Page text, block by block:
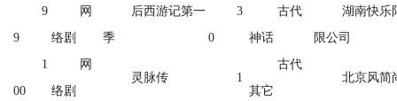
9
9
网
络剧
后西游记第一
季
3
0
古代
神话
湖南快乐
限公司
1
00
网
络剧
灵脉传 1
古代
其它
北京风简